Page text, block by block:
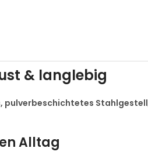
& langlebig
pulverbeschichtetes Stahlgestell
Alltag